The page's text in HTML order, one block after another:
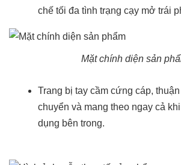
chế tối đa tình trạng cạy mở trái
Mặt chính diện sản
Trang bị tay cầm cứng cáp,
chuyển và mang theo ngay cả
dụng bên trong.